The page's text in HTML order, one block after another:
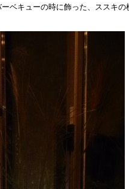
ベキューの時に飾った、ススキの